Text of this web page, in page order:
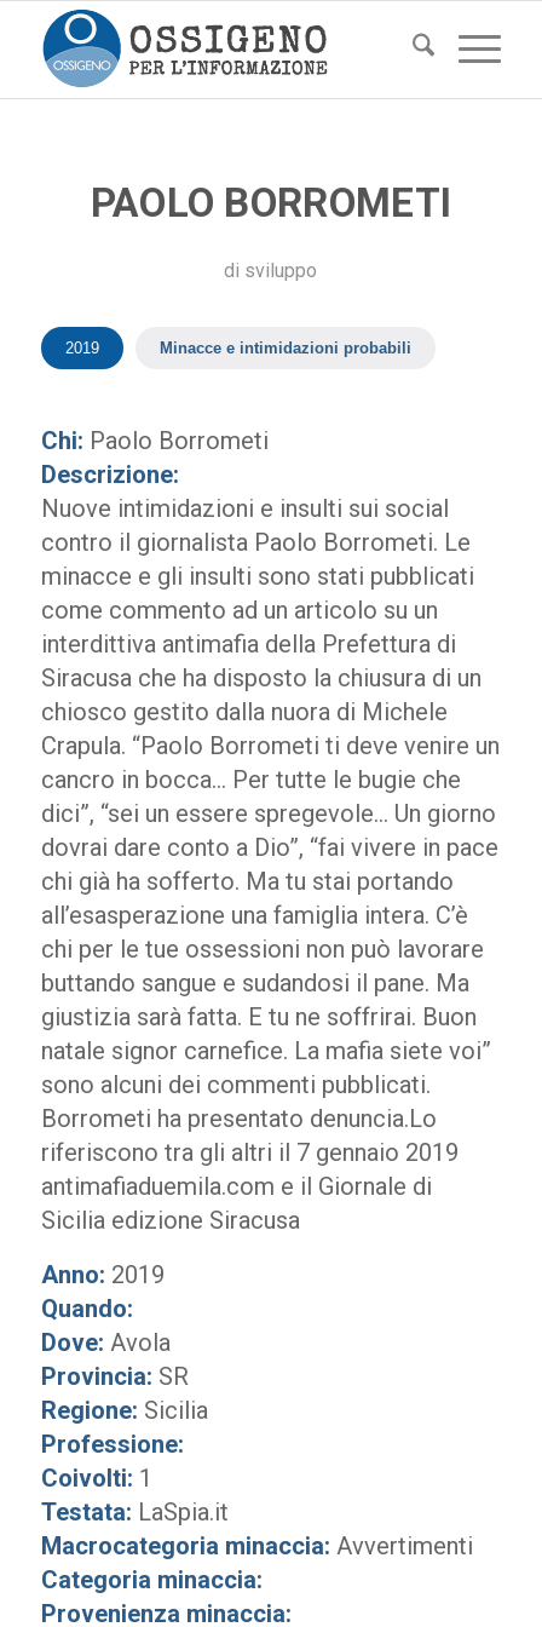
PAOLO BORROMETI
di sviluppo
2019 Minacce e intimidazioni probabili
Chi: Paolo Borrometi
Descrizione:
Nuove intimidazioni e insulti sui social
contro il giornalista Paolo Borrometi. Le
minacce e gli insulti sono stati pubblicati
come commento ad un articolo su un
interdittiva antimafia della Prefettura di
Siracusa che ha disposto la chiusura di un
chiosco gestito dalla nuora di Michele
Crapula. “Paolo Borrometi ti deve venire un
cancro in bocca… Per tutte le bugie che
dici”, “sei un essere spregevole… Un giorno
dovrai dare conto a Dio”, “fai vivere in pace
chi già ha sofferto. Ma tu stai portando
all’esasperazione una famiglia intera. C’è
chi per le tue ossessioni non può lavorare
buttando sangue e sudandosi il pane. Ma
giustizia sarà fatta. E tu ne soffrirai. Buon
natale signor carnefice. La mafia siete voi”
sono alcuni dei commenti pubblicati.
Borrometi ha presentato denuncia.Lo
riferiscono tra gli altri il 7 gennaio 2019
antimafiaduemila.com e il Giornale di
Sicilia edizione Siracusa
Anno: 2019
Quando:
Dove: Avola
Provincia: SR
Regione: Sicilia
Professione:
Coivolti: 1
Testata: LaSpia.it
Macrocategoria minaccia: Avvertimenti
Categoria minaccia:
Provenienza minaccia: